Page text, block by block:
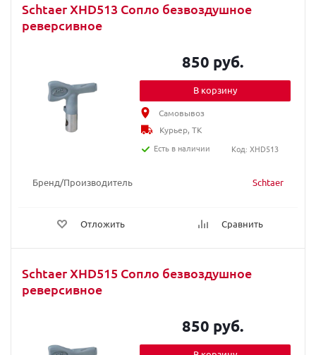
Schtaer XHD513 Сопло безвоздушное
реверсивное
Бренд/Производитель Schtaer
Отложить Сравнить
850 руб.
В корзину
Самовывоз
Курьер, ТК
Есть в наличии
Код: XHD513
Schtaer XHD515 Сопло безвоздушное
реверсивное
850 руб.